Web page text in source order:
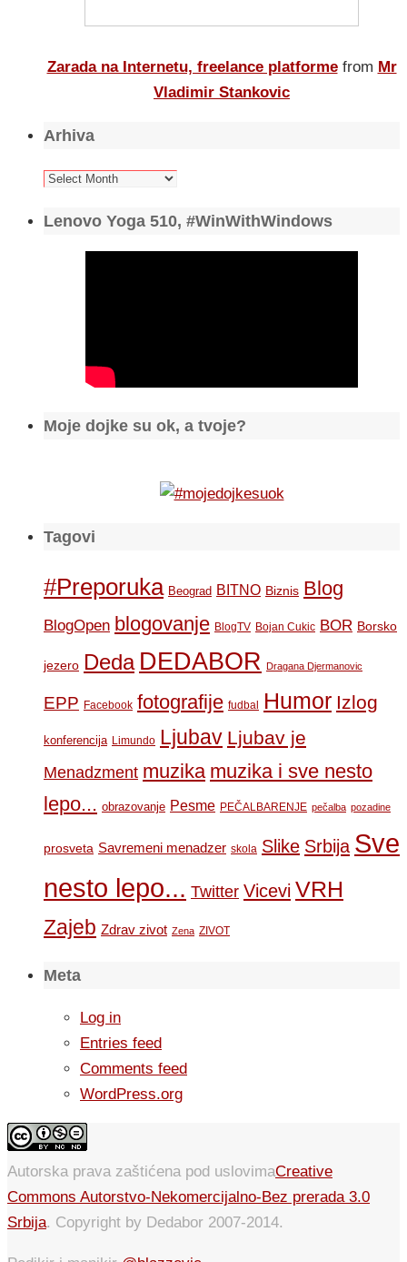
Zarada na Internetu, freelance platforme from Mr
Vladimir Stankovic
Arhiva
Arhiva
Lenovo Yoga 510, #WinWithWindows
Moje dojke su ok, a tvoje?
Tagovi
#Preporuka Beograd BITNO Biznis Blog
BlogOpen blogovanje BlogTV Bojan Cukic BOR Borsko
jezero Deda DEDABOR Dragana Djermanovic
EPP Facebook fotografije fudbal Humor Izlog
konferencija Limundo Ljubav Ljubav je
Menadzment muzika muzika i sve nesto
lepo... obrazovanje Pesme PEČALBARENJE pečalba pozadine
prosveta Savremeni menadzer skola Slike Srbija Sve
nesto lepo... Twitter Vicevi VRH
Zajeb Zdrav zivot Zena ZIVOT
Meta
Log in
Entries feed
Comments feed
WordPress.org
Autorska prava zaštićena pod uslovimaCreative
Commons Autorstvo-Nekomercijalno-Bez prerada 3.0
Srbija. Copyright by Dedabor 2007-2014.